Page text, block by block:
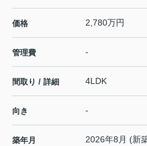
価格 2,780万円
管理費 -
間取り / 詳細 4LDK
向き -
築年月 2026年8月 (新